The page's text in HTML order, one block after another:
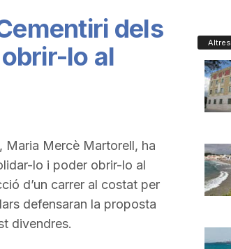
dels
lo al
Maria Mercè Martorell, ha
lo i poder obrir-lo al
d’un carrer al costat per
defensaran la proposta
divendres.